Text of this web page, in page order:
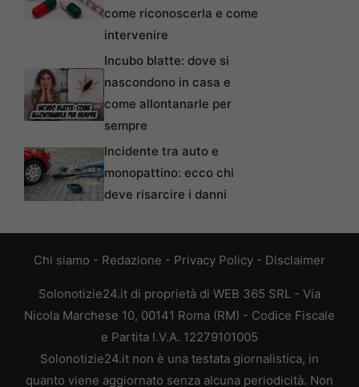
come riconoscerla e come
intervenire
Incubo blatte: dove si
nascondono in casa e
come allontanarle per
sempre
Incidente tra auto e
monopattino: ecco chi
deve risarcire i danni
Chi siamo - Redazione - Privacy Policy - Disclaimer
Solonotizie24.it di proprietà di WEB 365 SRL - Via
Nicola Marchese 10, 00141 Roma (RM) - Codice Fiscale
e Partita I.V.A. 12279101005
Solonotizie24.it non è una testata giornalistica, in
quanto viene aggiornato senza alcuna periodicità. Non